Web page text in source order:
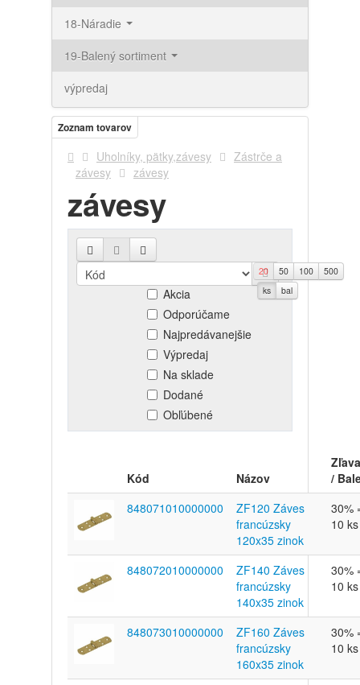
18-Náradie
19-Balený sortiment
výpredaj
Zoznam tovarov
Uholníky, pätky,závesy
Zástrče a
závesy
závesy
závesy
Akcia
Odporúčame
Najpredávanejšie
Výpredaj
Na sklade
Dodané
Obľúbené
20 50 100
500
ks
bal
Kód Názov
/
848071010000000
ZF120 Záves
francúzsky
120x35 zinok
30%
10 ks
848072010000000
ZF140 Záves
francúzsky
140x35 zinok
30%
10 ks
848073010000000
ZF160 Záves
francúzsky
160x35 zinok
30%
10 ks